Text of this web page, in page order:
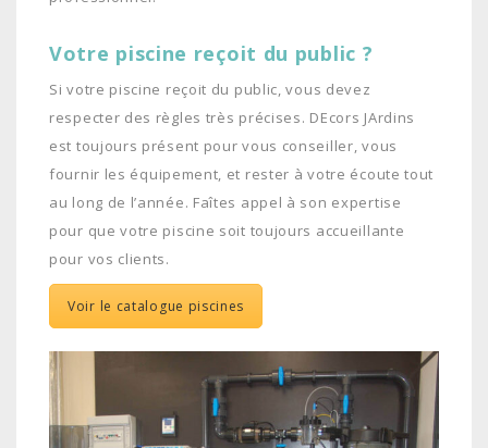
Votre piscine reçoit du public ?
Si votre piscine reçoit du public, vous devez
respecter des règles très précises. DEcors JArdins
est toujours présent pour vous conseiller, vous
fournir les équipement, et rester à votre écoute tout
au long de l’année. Faîtes appel à son expertise
pour que votre piscine soit toujours accueillante
pour vos clients.
Voir le catalogue piscines